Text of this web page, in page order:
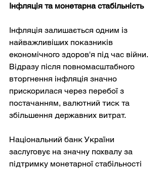
Інфляція та монетарна стабільність
Інфляція залишається одним із
найважливіших показників
економічного здоров'я під час війни.
Відразу після повномасштабного
вторгнення інфляція значно
прискорилася через перебої з
постачанням, валютний тиск та
збільшення державних витрат.
Національний банк України
заслуговує на значну похвалу за
підтримку монетарної стабільності